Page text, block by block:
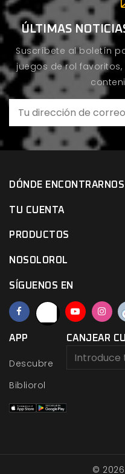
ÚLTIMAS
Suscríbete al boletín
juegos de rol
DÓNDE ENCONTRARNOS
TU CUENTA
PRODUCTOS
NOSOLOROL
SÍGUENOS EN
APP
Descubre
Bibliorol
CANJEAR
©